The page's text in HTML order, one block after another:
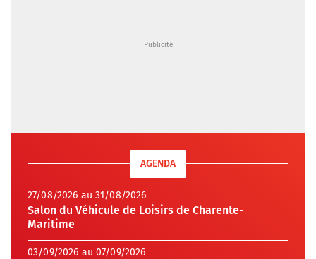
AGENDA
27/08/2026 au 31/08/2026
Salon du Véhicule de Loisirs de Charente-
Maritime
03/09/2026 au 07/09/2026